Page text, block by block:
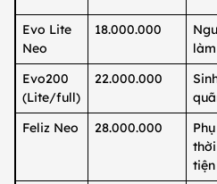
Evo Lite
Neo
18.000.000
làm
Evo200
(Lite/full)
22.000.000
Feliz Neo
28.000.000
tiện